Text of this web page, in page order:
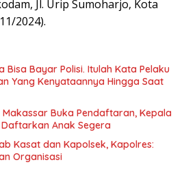
Jl. Urip Sumoharjo, Kota
2024).
Bisa Bayar Polisi. Itulah Kata Pelaku
Yang Kenyataannya Hingga Saat
Makassar Buka Pendaftaran, Kepala
Anak Segera
Kasat dan Kapolsek, Kapolres:
Organisasi